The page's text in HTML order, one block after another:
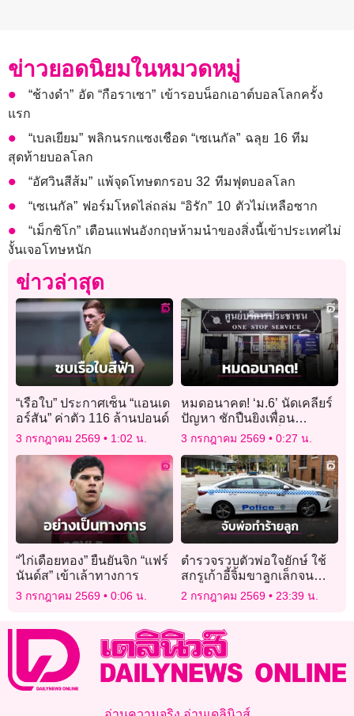
ข่าวยอดนิยมในหมวดหมู่
“ช้างดำ” อัด “กือราเซา” เข้ารอบน็อกเอาต์บอลโลกครั้ง
แรก
“เบลเยียม” พลิกนรกแซงเชือด “เซเนกัล” ฉลุย 16 ทีม
สุดท้ายบอลโลก
“อัศวินสีส้ม” แพ้จุดโทษตกรอบ 32 ทีมฟุตบอลโลก
“เซเนกัล” ฟอร์มโหดไล่ถล่ม “อิรัก” 10 ตัวไม่เหลือซาก
“เม็กซิโก” เตือนแฟนอังกฤษห้ามนำของสิ่งนี้เข้าประเทศไม่
งั้นเจอโทษหนัก
ข่าวล่าสุด
“เรือใบ” ประกาศเซ็น “แอนเด
อร์สัน” ค่าตัว 116 ล้านปอนด์
3 กรกฎาคม 2569 1:02 น.
หมดอนาคต! ‘ม.6’ นัดเคลียร์
ปัญหา ชักปืนยิงเพื่อน
โรงเรียนเดียวกันเจ็บ 3
3 กรกฎาคม 2569 0:27 น.
“ไก่เดือยทอง” ยืนยันจิก “แฟร์
นันด์ส” เข้าเล้าทางการ
3 กรกฎาคม 2569 0:06 น.
ตำรวจรวบตัวพ่อใจยักษ์ ใช้
สกรูเก้าอี้จิ้มขาลูกเล็กจน
ร้องไห้จ้า หวังเบี้ยวค่าอาหาร
ในร้าน
2 กรกฎาคม 2569 23:39 น.